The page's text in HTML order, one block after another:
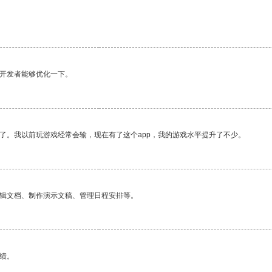
发者能够优化一下。
我以前玩游戏经常会输，现在有了这个app，我的游戏水平提升了不少。
档、制作演示文稿、管理日程安排等。
。